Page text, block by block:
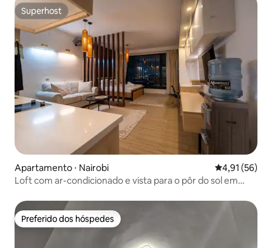
Superhost
Superhost
Apartamento ⋅ Nairobi 4,91 de uma
4,91 (56)
Loft com ar-condicionado e vista para o pôr do sol em
Preferido dos hóspedes
Preferido dos hóspedes